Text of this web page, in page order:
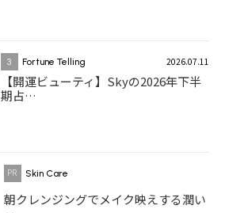
3 Fortune Telling 2026.07.11
【開運ビューティ】Skyの2026年下半
期占…
Skin Care
朝クレンジングでメイク映えする潤い